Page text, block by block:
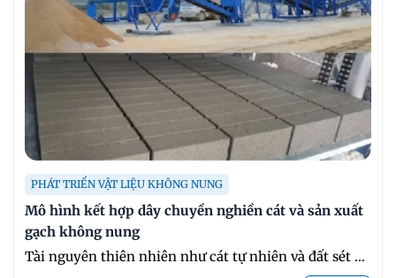
PHÁT TRIỂN VẬT LIỆU KHÔNG NUNG
Mô hình kết hợp dây chuyền nghiền cát và sản xuất
gạch không nung
Tài nguyên thiên nhiên như cát tự nhiên và đất sét ...